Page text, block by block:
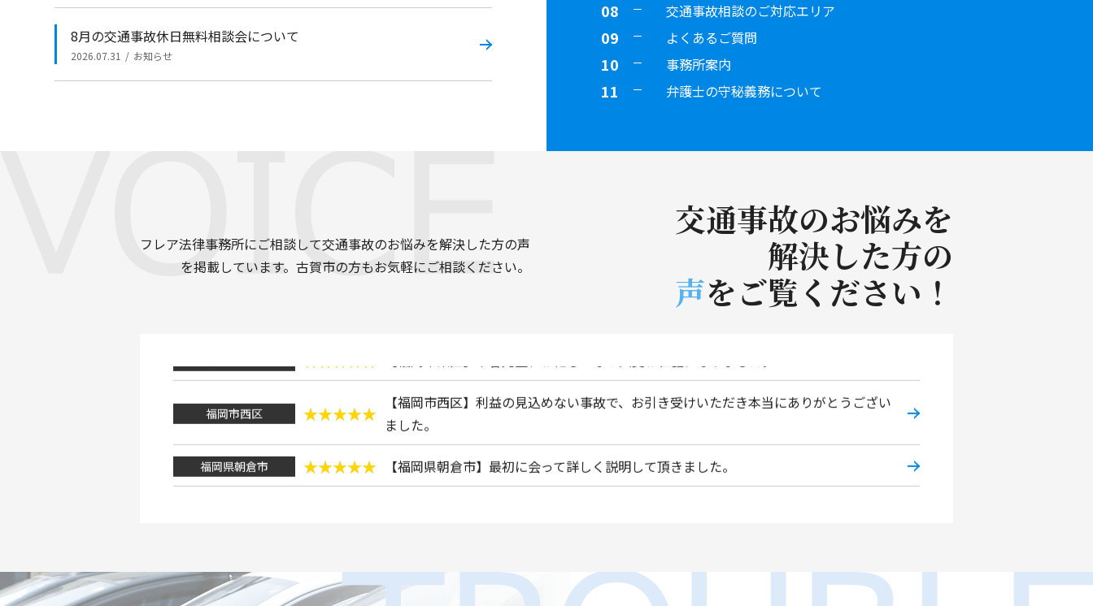
8月の交通事故休日無料相談会について
2026.07.31 お知らせ
交通事故相談のご対応エリア
よくあるご質問
事務所案内
弁護士の守秘義務について
交通事故のお悩みを
解決した方の
声をご覧ください！
フレア法律事務所にご相談して交通事故のお悩みを解決した方の声
を掲載しています。古賀市の方もお気軽にご相談ください。
【福岡市城南区】迅速に対応して頂きとても助かりました。
福岡市東区 【福岡市東区】思った以上に慰謝料も入り、大変満足しております。
【福岡市東区】長い間や大変お世話になりました。
【福岡市西区】利益の見込めない事故で、お引き受けいただき本当にありがとうござい
ました。
福岡県朝倉市 【福岡県朝倉市】最初に会って詳しく説明して頂きました。
福岡県糸島市 【福岡県糸島市】丁寧なご説明、ありがとうございました。
福岡市東区 【福岡市東区】交通事故損害賠償請求に対して、大変お世話になりました。